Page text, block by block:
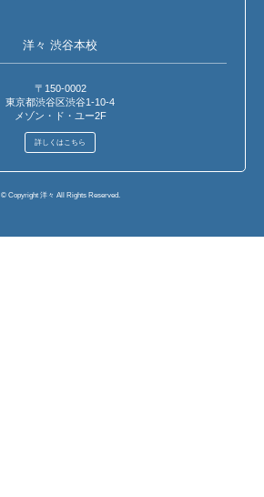
洋々 渋谷本校
〒150-0002
東京都渋谷区渋谷1-10-4
メゾン・ド・ユー2F
詳しくはこちら
© Copyright 洋々 All Rights Reserved.